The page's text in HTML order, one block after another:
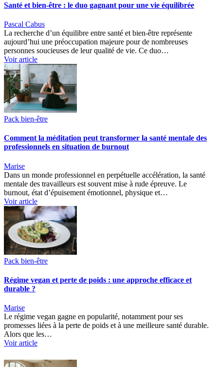
Santé et bien-être : le duo gagnant pour une vie équilibrée
Pascal Cabus
La recherche d’un équilibre entre santé et bien-être représente
aujourd’hui une préoccupation majeure pour de nombreuses
personnes soucieuses de leur qualité de vie. Ce duo…
Voir article
Pack bien-être
Comment la méditation peut transformer la santé mentale des
professionnels en situation de burnout
Marise
Dans un monde professionnel en perpétuelle accélération, la santé
mentale des travailleurs est souvent mise à rude épreuve. Le
burnout, état d’épuisement émotionnel, physique et…
Voir article
Pack bien-être
Régime vegan et perte de poids : une approche efficace et
durable ?
Marise
Le régime vegan gagne en popularité, notamment pour ses
promesses liées à la perte de poids et à une meilleure santé durable.
Alors que les…
Voir article